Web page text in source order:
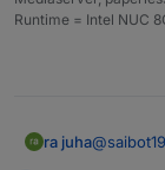
http://
http://
Runtime = Intel NUC
ra juha@